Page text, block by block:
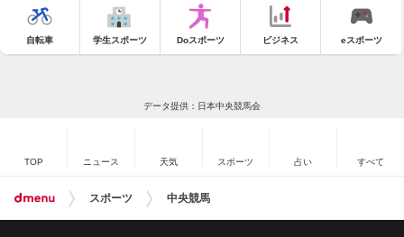
自転車 学生スポーツ Doスポーツ ビジネス eスポーツ
データ提供：日本中央競馬会
TOP ニュース 天気 スポーツ 占い すべて
スポーツ 中央競馬